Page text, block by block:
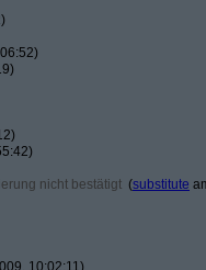
nicht bestätigt (substitute
10:02:11)